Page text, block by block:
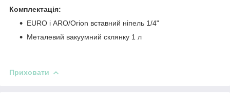
Комплектація:
EURO і ARO/Orion вставний ніпель 1/4"
Металевий вакуумний склянку 1 л
Приховати